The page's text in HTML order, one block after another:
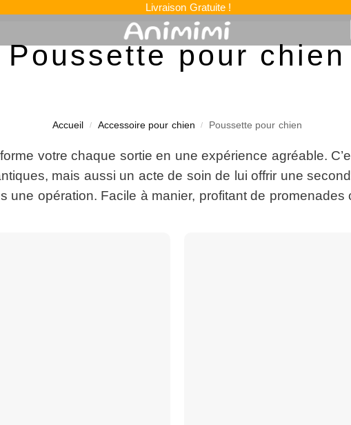
Livraison Gratuite !
Poussette pour chien
Accueil / Accessoire pour chien / Poussette pour chien
votre chaque sortie en une expérience agréable.
mais aussi un acte de soin de lui offrir une
une opération. Facile à manier, profitant de promenades